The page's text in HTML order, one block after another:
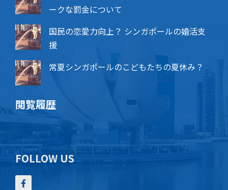
ークな罰金について
国民の恋愛力向上？ シンガポールの婚活支
援
常夏シンガポールのこどもたちの夏休み？
閲覧履歴
FOLLOW US